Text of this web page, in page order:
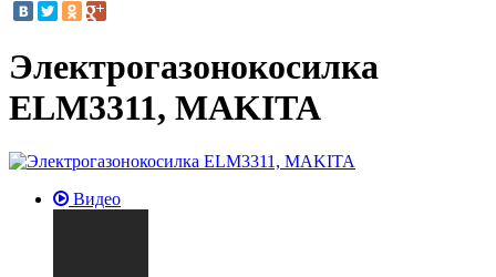
Электрогазонокосилка
ELM3311, MAKITA
Видео